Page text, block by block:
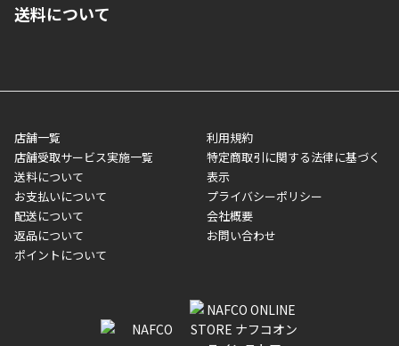
■代金引換(代引)※手数料がかかります
■商品によっては一部決済方法が使用できない場合がございま
す。
ご注文が確認出来次第、1～4営業日に発送いたします。「お取り
業日にてお引渡しとなります。(離島などの場合、例外もあります)
メーカー直送品など一部商品については、その他商品との購入に
制限がかかる場合がございます。また発送日についても、通常と
異なる場合がございます。対象商品の説明ページをご確認くださ
い。
■店舗受取をご選択いただいた場合
ご注文が確認出来次第、お受取される店舗在庫を使用してご準備
をさせていただきます。店舗に在庫がない場合は店舗よりお取り
いただく場合がございます。店舗準備でのお渡しとなる為、商品
のみの受け渡しとなります。（箱や納品書は付属しておりませ
送料について
店舗一覧
店舗受取サービス実施一覧
送料について
お支払いについて
配送について
返品について
ポイントについて
利用規約
特定商取引に関する法律に基づく
表示
プライバシーポリシー
会社概要
お問い合わせ